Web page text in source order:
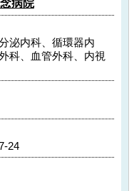
病院
泌内科、循環器内
科、血管外科、内視
24